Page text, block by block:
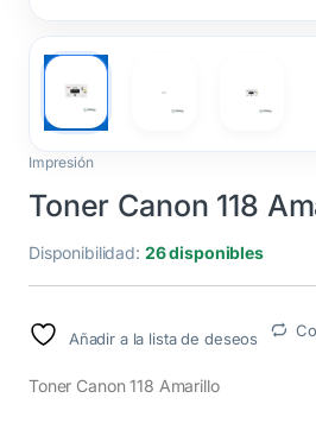
Impresión
Toner Canon 118
Disponibilidad: 26 disponibles
Añadir a la lista de deseos
Toner Canon 118 Amarillo